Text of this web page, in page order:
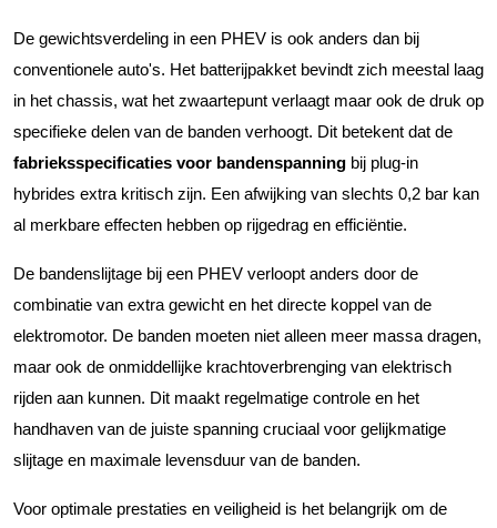
De gewichtsverdeling in een PHEV is ook anders dan bij
conventionele auto's. Het batterijpakket bevindt zich meestal laag
in het chassis, wat het zwaartepunt verlaagt maar ook de druk op
specifieke delen van de banden verhoogt. Dit betekent dat de
fabrieksspecificaties voor bandenspanning bij plug-in
hybrides extra kritisch zijn. Een afwijking van slechts 0,2 bar kan
al merkbare effecten hebben op rijgedrag en efficiëntie.
De bandenslijtage bij een PHEV verloopt anders door de
combinatie van extra gewicht en het directe koppel van de
elektromotor. De banden moeten niet alleen meer massa dragen,
maar ook de onmiddellijke krachtoverbrenging van elektrisch
rijden aan kunnen. Dit maakt regelmatige controle en het
handhaven van de juiste spanning cruciaal voor gelijkmatige
slijtage en maximale levensduur van de banden.
Voor optimale prestaties en veiligheid is het belangrijk om de